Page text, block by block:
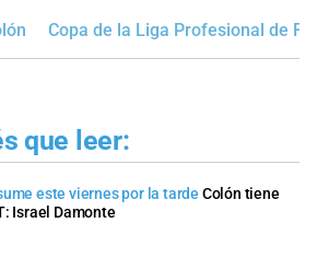
Copa de la Liga Profesional de
que leer:
este viernes por la tarde Colón tiene
Israel Damonte